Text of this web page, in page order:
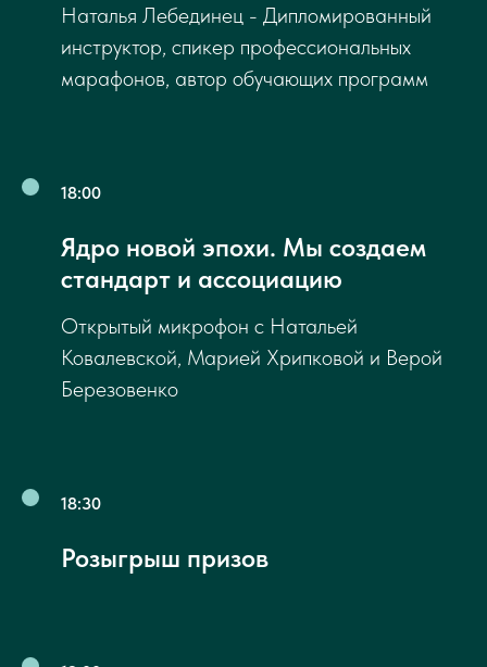
Наталья Лебединец - Дипломированный
инструктор, спикер профессиональных
марафонов, автор обучающих программ
18:00
Ядро новой эпохи. Мы создаем
стандарт и ассоциацию
Открытый микрофон с Натальей
Ковалевской, Марией Хрипковой и Верой
Березовенко
18:30
Розыгрыш призов